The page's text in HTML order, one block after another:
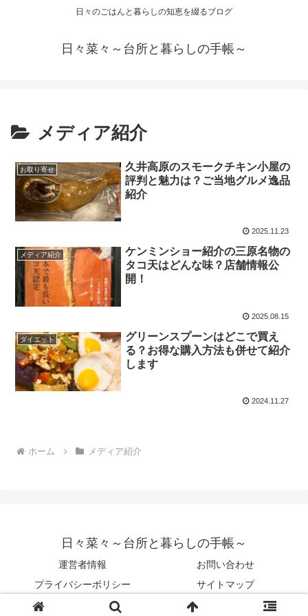
日々のごはんと暮らしの知恵を綴るブログ
日々菜々～台所と暮らしの手帳～
メディア紹介
お取り寄せ
久井高原のスモークチキン小屋の
評判と魅力は？ご当地グルメ逸品
紹介
2025.11.23
メディア紹介
ケンミンショー紹介の三原名物の
タコ天はどんな味？店舗情報公
開！
2025.08.15
ダイエット
グリーンスプーンはどこで買え
る？お得な購入方法も併せて紹介
します
2024.11.27
ホーム メディア紹介
日々菜々～台所と暮らしの手帳～
運営者情報
お問い合わせ
プライバシーポリシー
サイトマップ
© 2023 日々菜々～台所と暮らしの手帳～.